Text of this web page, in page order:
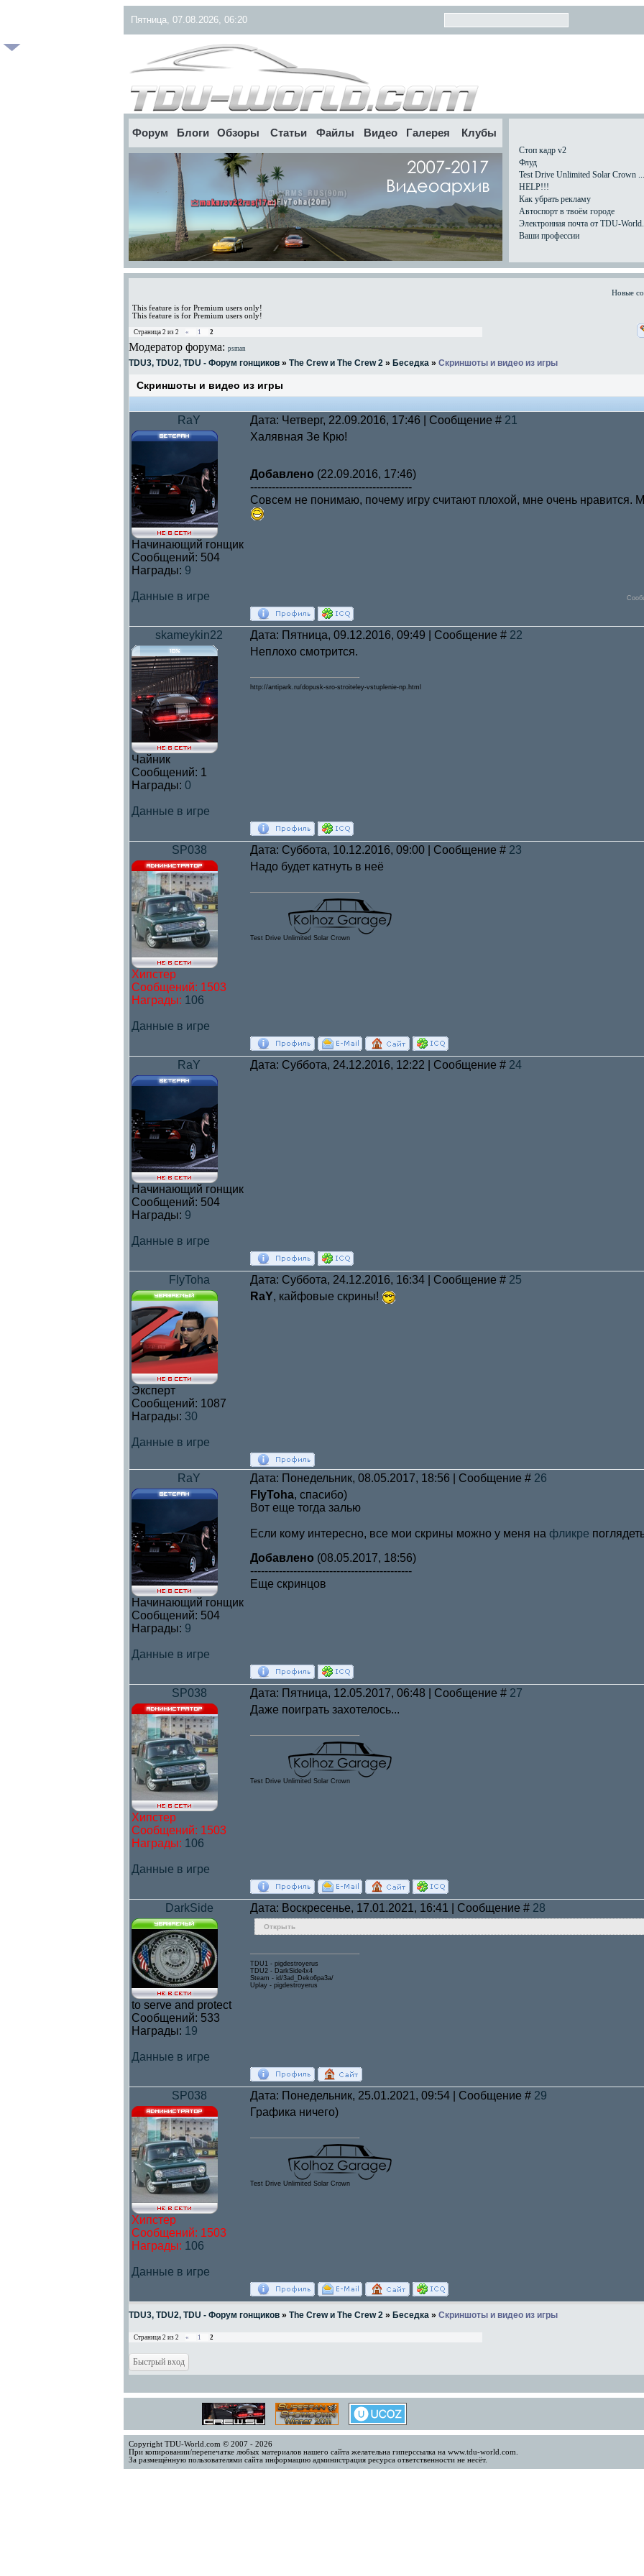
Пятница, 07.08.2026, 06:20
Форум Блоги Обзоры Статьи Файлы Видео Галерея Клубы
Стоп кадр v2
Флуд
Test Drive Unlimited Solar Crown ...
HELP!!!
Как убрать рекламу
Автоспорт в твоём городе
Электронная почта от TDU-
Ваши профессии
Новые
This feature is for Premium users only!
This feature is for Premium users only!
Страница 2 из 2 « 1 2
Модератор форума: psman
TDU3, TDU2, TDU - Форум гонщиков » The Crew и The Crew 2 » Беседка » Скриншоты и видео из игры
Скриншоты и видео из игры
RaY Дата: Четверг, 22.09.2016, 17:46 | Сообщение # 21
Начинающий гонщик
Сообщений: 504
Награды: 9
Данные в игре
Халявная Зе Крю!
Добавлено (22.09.2016, 17:46)
---------------------------------------------
Совсем не понимаю, почему игру считают плохой, мне очень нравится.
skameykin22 Дата: Пятница, 09.12.2016, 09:49 | Сообщение # 22
Чайник
Сообщений: 1
Награды: 0
Данные в игре
Неплохо смотрится.
http://antipark.ru/dopusk-sro-stroiteley-vstuplenie-np.html
SP038 Дата: Суббота, 10.12.2016, 09:00 | Сообщение # 23
Хипстер
Сообщений: 1503
Награды: 106
Данные в игре
Надо будет катнуть в неё
Test Drive Unlimited Solar Crown
RaY Дата: Суббота, 24.12.2016, 12:22 | Сообщение # 24
Начинающий гонщик
Сообщений: 504
Награды: 9
Данные в игре
FlyToha Дата: Суббота, 24.12.2016, 16:34 | Сообщение # 25
Эксперт
Сообщений: 1087
Награды: 30
Данные в игре
RaY, кайфовые скрины!
RaY Дата: Понедельник, 08.05.2017, 18:56 | Сообщение # 26
Начинающий гонщик
Сообщений: 504
Награды: 9
Данные в игре
FlyToha, спасибо)
Вот еще тогда залью
Если кому интересно, все мои скрины можно у меня на фликре
Добавлено (08.05.2017, 18:56)
---------------------------------------------
Еще скринцов
SP038 Дата: Пятница, 12.05.2017, 06:48 | Сообщение # 27
Хипстер
Сообщений: 1503
Награды: 106
Данные в игре
Даже поиграть захотелось...
Test Drive Unlimited Solar Crown
DarkSide Дата: Воскресенье, 17.01.2021, 16:41 | Сообщение # 28
to serve and protect
Сообщений: 533
Награды: 19
Данные в игре
Открыть
TDU1 - pigdestroyerus
TDU2 - DarkSide4x4
Steam - id/3ad_Deko6pa3a/
Uplay - pigdestroyerus
SP038 Дата: Понедельник, 25.01.2021, 09:54 | Сообщение # 29
Хипстер
Сообщений: 1503
Награды: 106
Данные в игре
Графика ничего)
Test Drive Unlimited Solar Crown
TDU3, TDU2, TDU - Форум гонщиков » The Crew и The Crew 2 » Беседка » Скриншоты и видео из игры
Страница 2 из 2 « 1 2
Copyright TDU-World.com © 2007 - 2026
При копировании/перепечатке любых материалов нашего сайта желательна гиперссылка на www.tdu-world.com.
За размещённую пользователями сайта информацию администрация ресурса ответственности не несёт.